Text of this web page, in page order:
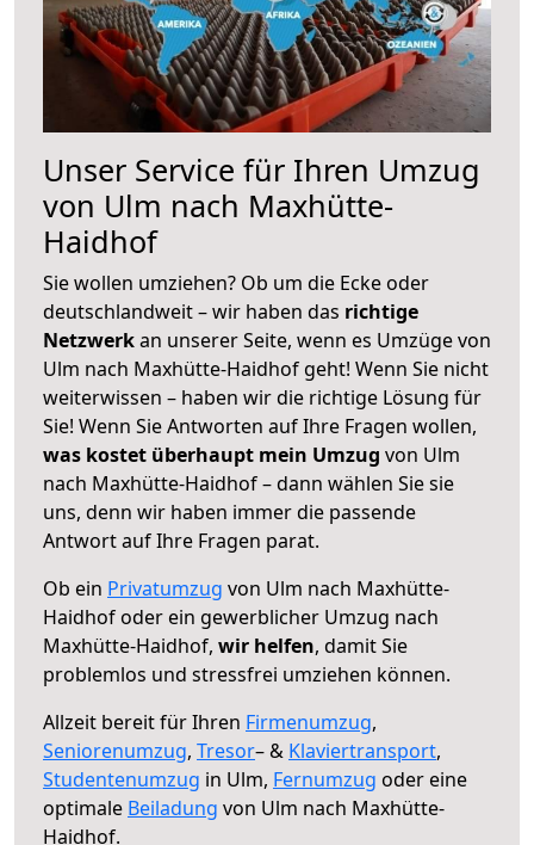
Unser Service für Ihren Umzug
von Ulm nach Maxhütte-
Haidhof
Sie wollen umziehen? Ob um die Ecke oder
deutschlandweit – wir haben das richtige
Netzwerkan unserer Seite, wenn es Umzüge von
Ulm nach Maxhütte-Haidhof geht! Wenn Sie nicht
weiterwissen – haben wir die richtige Lösung für
Sie! Wenn Sie Antworten auf Ihre Fragen wollen,
was kostet überhaupt mein Umzug von Ulm
nach Maxhütte-Haidhof – dann wählen Sie sie
uns, denn wir haben immer die passende
Antwort auf Ihre Fragen parat.
Ob ein Privatumzug von Ulm nach Maxhütte-
Haidhof oder ein gewerblicher Umzug nach
Maxhütte-Haidhof, wir helfen, damit Sie
problemlos und stressfrei umziehen können.
Allzeit bereit für Ihren Firmenumzug,
Seniorenumzug, Tresor– & Klaviertransport,
Studentenumzug in Ulm, Fernumzug oder eine
optimale Beiladung von Ulm nach Maxhütte-
Haidhof.